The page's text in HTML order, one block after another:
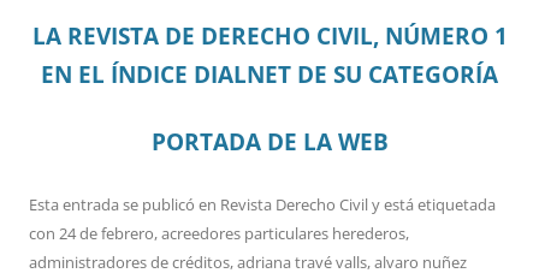
LA REVISTA DE DERECHO CIVIL, NÚMERO 1
EN EL ÍNDICE DIALNET DE SU CATEGORÍA
PORTADA DE LA WEB
Esta entrada se publicó en Revista Derecho Civily está etiquetada
con 24 de febrero,acreedores particulares herederos,
administradores de créditos,adriana travé valls,alvaro nuñez